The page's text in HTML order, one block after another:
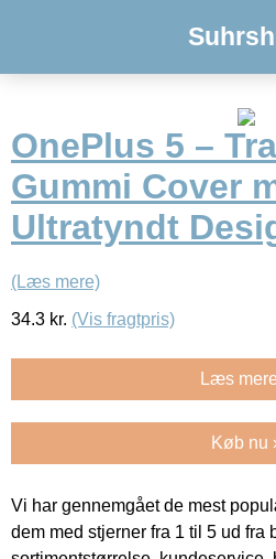
OnePlus 5 –
Gummi Cover
Ultratyndt
(Læs mere)
34.3 kr. (Vis fragtpris)
Læs
Køb nu
Vi har gennemgået de mest
dem med stjerner fra 1 til 5 ud fra